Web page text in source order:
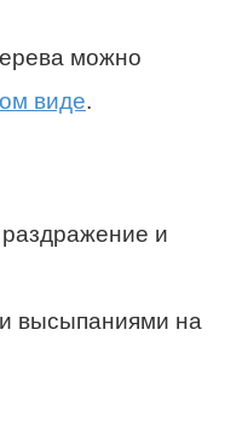
можно
виде.
и
высыпаниями на